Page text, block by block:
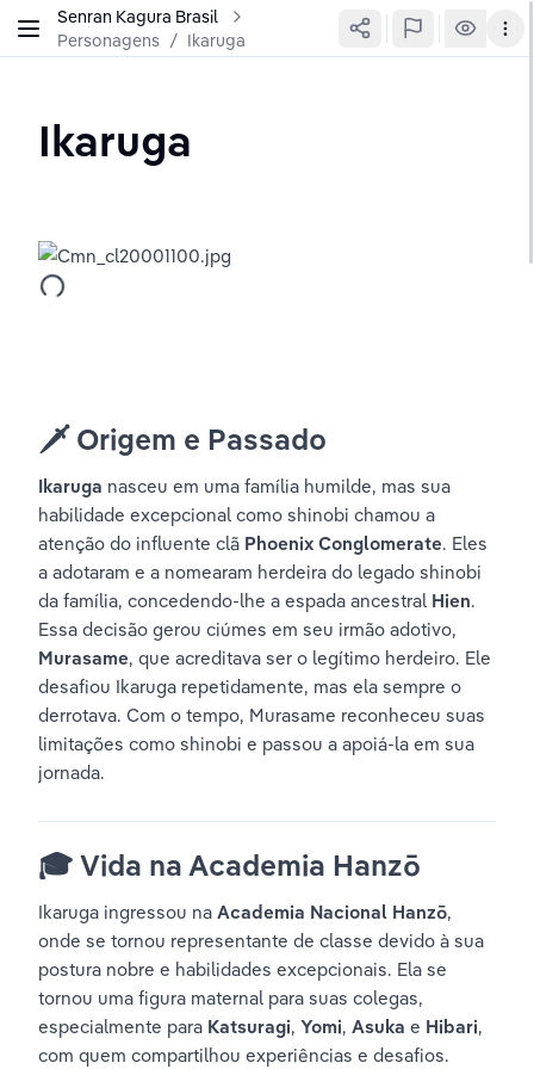
Senran Kagura Brasil
Personagens / Ikaruga
Ikaruga
🗡️ Origem e Passado
Ikaruga nasceu em uma família humilde, mas sua
habilidade excepcional como shinobi chamou a
atenção do influente clã Phoenix Conglomerate. Eles
a adotaram e a nomearam herdeira do legado shinobi
da família, concedendo-lhe a espada ancestral Hien.
Essa decisão gerou ciúmes em seu irmão adotivo,
Murasame, que acreditava ser o legítimo herdeiro. Ele
desafiou Ikaruga repetidamente, mas ela sempre o
derrotava. Com o tempo, Murasame reconheceu suas
limitações como shinobi e passou a apoiá-la em sua
jornada.
🎓 Vida na Academia Hanzō
Ikaruga ingressou na Academia Nacional Hanzō,
onde se tornou representante de classe devido à sua
postura nobre e habilidades excepcionais. Ela se
tornou uma figura maternal para suas colegas,
especialmente para Katsuragi, Yomi, Asuka e Hibari,
com quem compartilhou experiências e desafios.